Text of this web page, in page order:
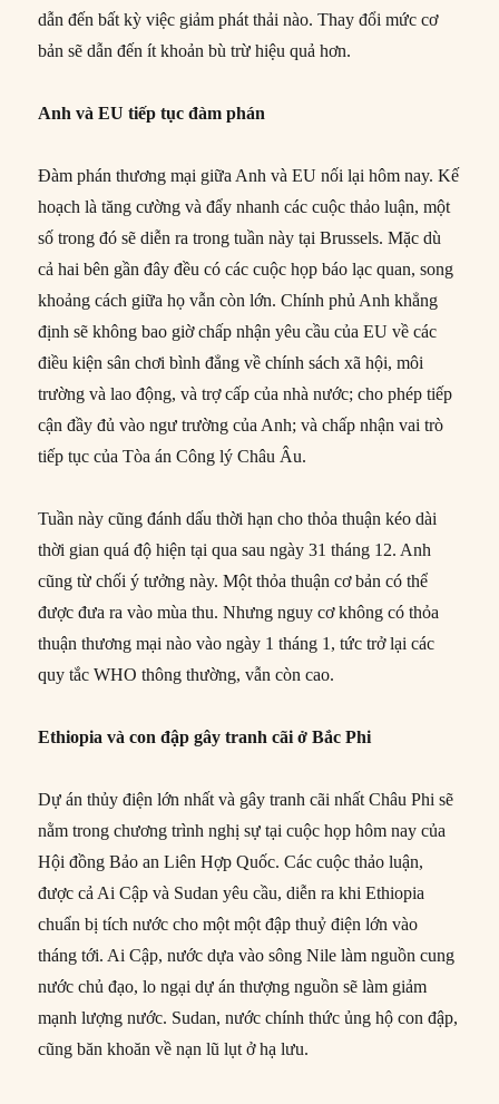
dẫn đến bất kỳ việc giảm phát thải nào. Thay đổi mức cơ
bản sẽ dẫn đến ít khoản bù trừ hiệu quả hơn.
Anh và EU tiếp tục đàm phán
Đàm phán thương mại giữa Anh và EU nối lại hôm nay. Kế
hoạch là tăng cường và đẩy nhanh các cuộc thảo luận, một
số trong đó sẽ diễn ra trong tuần này tại Brussels. Mặc dù
cả hai bên gần đây đều có các cuộc họp báo lạc quan, song
khoảng cách giữa họ vẫn còn lớn. Chính phủ Anh khẳng
định sẽ không bao giờ chấp nhận yêu cầu của EU về các
điều kiện sân chơi bình đẳng về chính sách xã hội, môi
trường và lao động, và trợ cấp của nhà nước; cho phép tiếp
cận đầy đủ vào ngư trường của Anh; và chấp nhận vai trò
tiếp tục của Tòa án Công lý Châu Âu.
Tuần này cũng đánh dấu thời hạn cho thỏa thuận kéo dài
thời gian quá độ hiện tại qua sau ngày 31 tháng 12. Anh
cũng từ chối ý tưởng này. Một thỏa thuận cơ bản có thể
được đưa ra vào mùa thu. Nhưng nguy cơ không có thỏa
thuận thương mại nào vào ngày 1 tháng 1, tức trở lại các
quy tắc WHO thông thường, vẫn còn cao.
Ethiopia và con đập gây tranh cãi ở Bắc Phi
Dự án thủy điện lớn nhất và gây tranh cãi nhất Châu Phi sẽ
nằm trong chương trình nghị sự tại cuộc họp hôm nay của
Hội đồng Bảo an Liên Hợp Quốc. Các cuộc thảo luận,
được cả Ai Cập và Sudan yêu cầu, diễn ra khi Ethiopia
chuẩn bị tích nước cho một một đập thuỷ điện lớn vào
tháng tới. Ai Cập, nước dựa vào sông Nile làm nguồn cung
nước chủ đạo, lo ngại dự án thượng nguồn sẽ làm giảm
mạnh lượng nước. Sudan, nước chính thức ủng hộ con đập,
cũng băn khoăn về nạn lũ lụt ở hạ lưu.